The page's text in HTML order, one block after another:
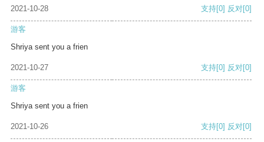
2021-10-28 支持[0] 反对[0]
游客
Shriya sent you a frien
2021-10-27 支持[0] 反对[0]
游客
Shriya sent you a frien
2021-10-26 支持[0] 反对[0]